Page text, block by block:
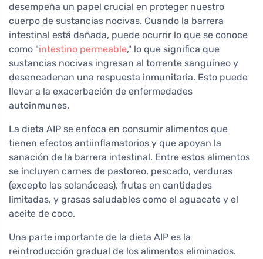
desempeña un papel crucial en proteger nuestro
cuerpo de sustancias nocivas. Cuando la barrera
intestinal está dañada, puede ocurrir lo que se conoce
como "intestino permeable," lo que significa que
sustancias nocivas ingresan al torrente sanguíneo y
desencadenan una respuesta inmunitaria. Esto puede
llevar a la exacerbación de enfermedades
autoinmunes.
La dieta AIP se enfoca en consumir alimentos que
tienen efectos antiinflamatorios y que apoyan la
sanación de la barrera intestinal. Entre estos alimentos
se incluyen carnes de pastoreo, pescado, verduras
(excepto las solanáceas), frutas en cantidades
limitadas, y grasas saludables como el aguacate y el
aceite de coco.
Una parte importante de la dieta AIP es la
reintroducción gradual de los alimentos eliminados.